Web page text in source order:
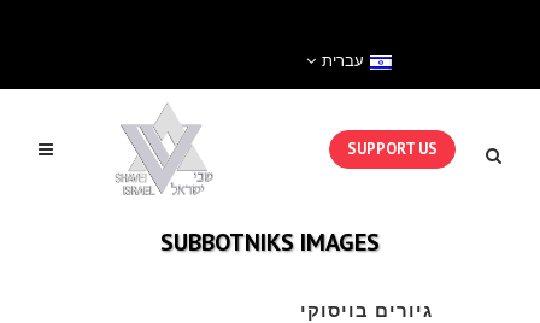
עברית
SUPPORT US
SUBBOTNIKS IMAGES
גיורים בויסוקי